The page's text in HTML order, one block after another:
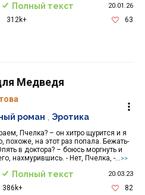
Полный текст 20.01.26
312k+ 63
Медведя
Пчелка? – он хитро щурится и я
похоже, на этот раз попала. Бежать-
в доктора? – боюсь моргнуть и
нахмурившись. - Нет, Пчелка, -...
>>
роман Эротика
Полный текст 20.03.23
386k+ 82